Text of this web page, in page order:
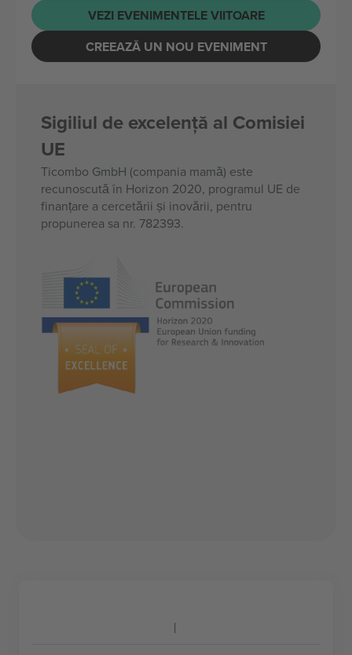
VEZI EVENIMENTELE VIITOARE
CREEAZĂ UN NOU EVENIMENT
Sigiliul de excelență al Comisiei
UE
Ticombo GmbH (compania mamă) este
recunoscută în Horizon 2020, programul UE de
finanțare a cercetării și inovării, pentru
propunerea sa nr. 782393.